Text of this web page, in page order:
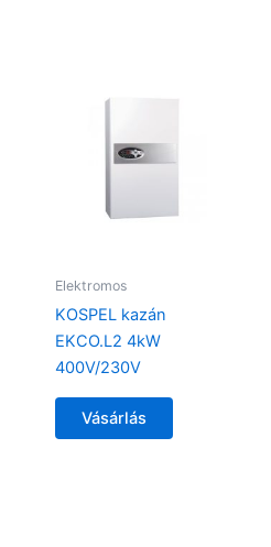
Elektromos
KOSPEL kazán
EKCO.L2 4kW
400V/230V
Vásárlás